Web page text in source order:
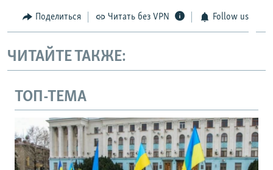
Поделиться Читать без VPN Follow us
ЧИТАЙТЕ ТАКЖЕ:
ТОП-ТЕМА